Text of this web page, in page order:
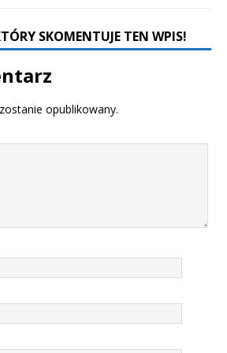
SKOMENTUJE TEN WPIS!
opublikowany.